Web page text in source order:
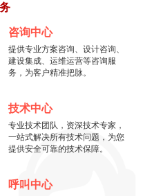
咨询中心
提供专业方案咨询、设计咨询、
建设集成、运维运营等咨询服
务，为客户精准把脉。
技术中心
专业技术团队，资深技术专家，
一站式解决所有技术问题，为您
提供安全可靠的技术保障。
呼叫中心